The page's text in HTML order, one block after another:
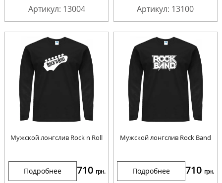
Артикул: 13004 Артикул: 13100
Мужской лонгслив Rock n Roll
Подробнее 710 грн.
Мужской лонгслив Rock Band
Подробнее 710 грн.